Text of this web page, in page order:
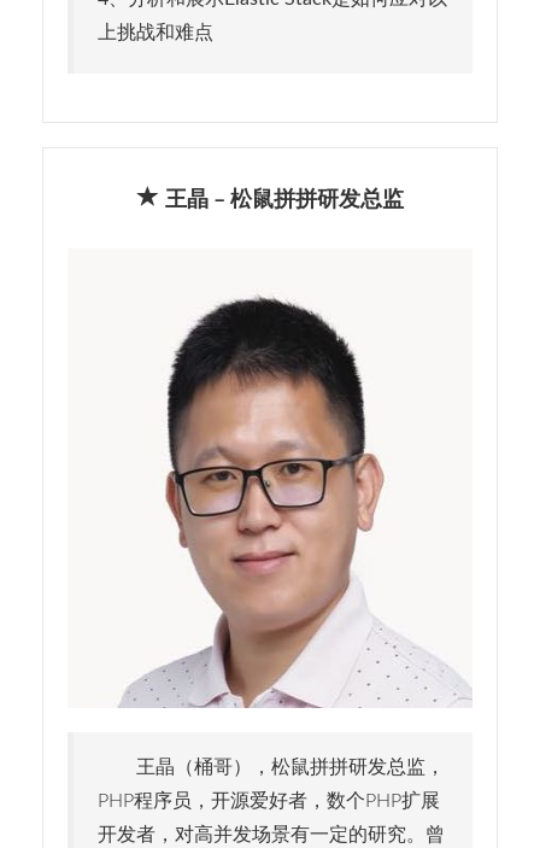
上挑战和难点
王晶 – 松鼠拼拼研发总监
王晶（桶哥），松鼠拼拼研发总监，
PHP程序员，开源爱好者，数个PHP扩展
开发者，对高并发场景有一定的研究。曾